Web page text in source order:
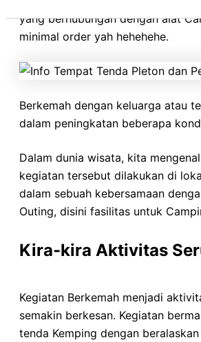
yang berhubungan dengan alat
minimal order yah hehehehe.
Berkemah dengan keluarga atau
dalam peningkatan beberapa
Dalam dunia wisata, kita
kegiatan tersebut dilakukan di
dalam sebuah kebersamaan
Outing, disini fasilitas untuk
Kira-kira Aktivitas
Kegiatan Berkemah menjadi
semakin berkesan. Kegiatan
tenda Kemping dengan